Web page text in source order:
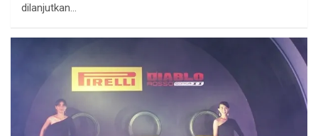
dilanjutkan…